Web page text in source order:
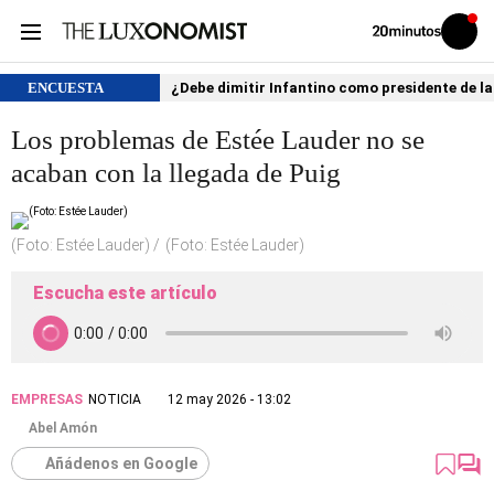
Volver
Iniciar
sesión
ENCUESTA ¿Debe dimitir Infantino como presidente de
Los problemas de Estée Lauder no se
acaban con la llegada de Puig
(Foto: Estée Lauder) (Foto: Estée Lauder)
Escucha este artículo
EMPRESAS NOTICIA
12 may 2026 - 13:02
Abel Amón
Añádenos en Google